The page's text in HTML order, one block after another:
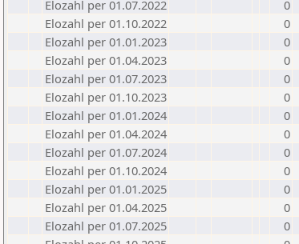
Elozahl per 01.07.2022
0
Elozahl per 01.10.2022
0
Elozahl per 01.01.2023
0
Elozahl per 01.04.2023
0
Elozahl per 01.07.2023
0
Elozahl per 01.10.2023
0
Elozahl per 01.01.2024
0
Elozahl per 01.04.2024
0
Elozahl per 01.07.2024
0
Elozahl per 01.10.2024
0
Elozahl per 01.01.2025
0
Elozahl per 01.04.2025
0
Elozahl per 01.07.2025
0